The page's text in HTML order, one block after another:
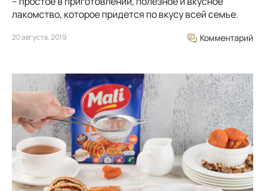
лакомство, которое придется по вкусу всей семье.
20 августа, 2019 Комментарий